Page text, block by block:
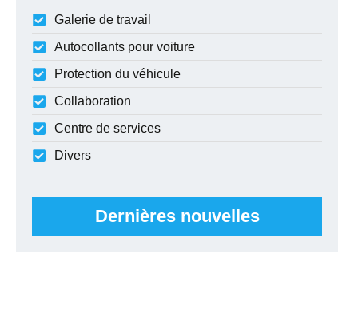
Galerie de travail
Autocollants pour voiture
Protection du véhicule
Collaboration
Centre de services
Divers
Dernières nouvelles